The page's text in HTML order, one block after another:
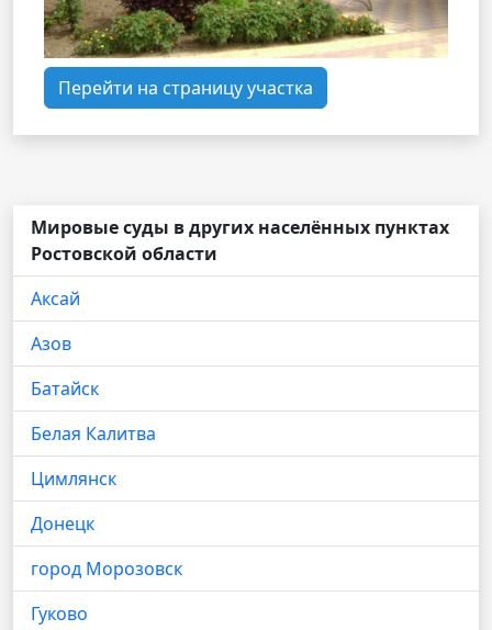
Перейти на страницу участка
Мировые суды в других населённых пунктах
Ростовской области
Аксай
Азов
Батайск
Белая Калитва
Цимлянск
Донецк
город Морозовск
Гуково